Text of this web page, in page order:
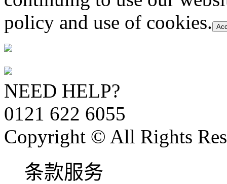
policy and use of cookies.
NEED HELP?
0121 622 6055
Copyright © All Rights
条款服务